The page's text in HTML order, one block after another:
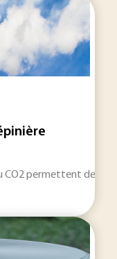
permettent de